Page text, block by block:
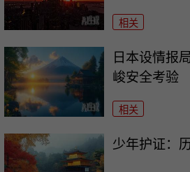
相关
日本设情报
峻安全考验
相关
少年护证：